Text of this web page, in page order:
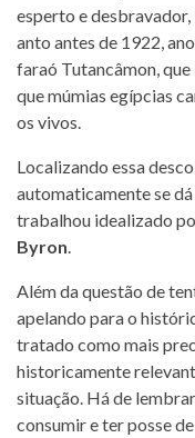
esperto e
anto antes de 1922,
faraó Tutancâmon,
que múmias egípcias
os vivos.
Localizando essa
automaticamente se
trabalhou idealizado
Byron.
Além da questão de
apelando para o
tratado como mais
historicamente
situação. Há de
consumir e ter posse